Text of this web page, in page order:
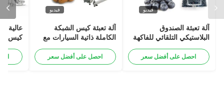
فيديو
آلة تعبئة الصندوق
البلاستيكي التلقائي للفاكهة
العاطفية الكومكوات الشتوية
احصل على أفضل سعر
فيديو
آلة تعبئة كيس الشبكة
الكاملة ذاتية السيارات مع
وظيفة مشبك للبطاطا البصل
الثوم البرتقالي الخضروات
احصل على أفضل سعر
عالية
كيس
حزمة
البصل
كيس